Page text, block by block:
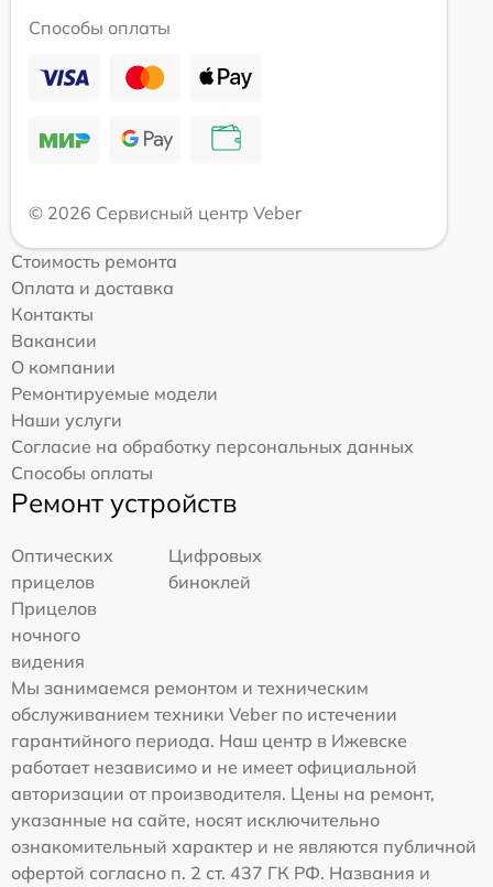
Способы оплаты
© 2026 Сервисный центр Veber
Стоимость ремонта
Оплата и доставка
Контакты
Вакансии
О компании
Ремонтируемые модели
Наши услуги
Согласие на обработку персональных данных
Способы оплаты
Ремонт устройств
Оптических
прицелов
Цифровых
биноклей
Прицелов
ночного
видения
Мы занимаемся ремонтом и техническим
обслуживанием техники Veber по истечении
гарантийного периода. Наш центр в Ижевске
работает независимо и не имеет официальной
авторизации от производителя. Цены на ремонт,
указанные на сайте, носят исключительно
ознакомительный характер и не являются публичной
офертой согласно п. 2 ст. 437 ГК РФ. Названия и